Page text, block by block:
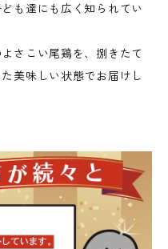
も達にも広く知られてい
さこい尾鶏を、捌きたて
美味しい状態でお届けし